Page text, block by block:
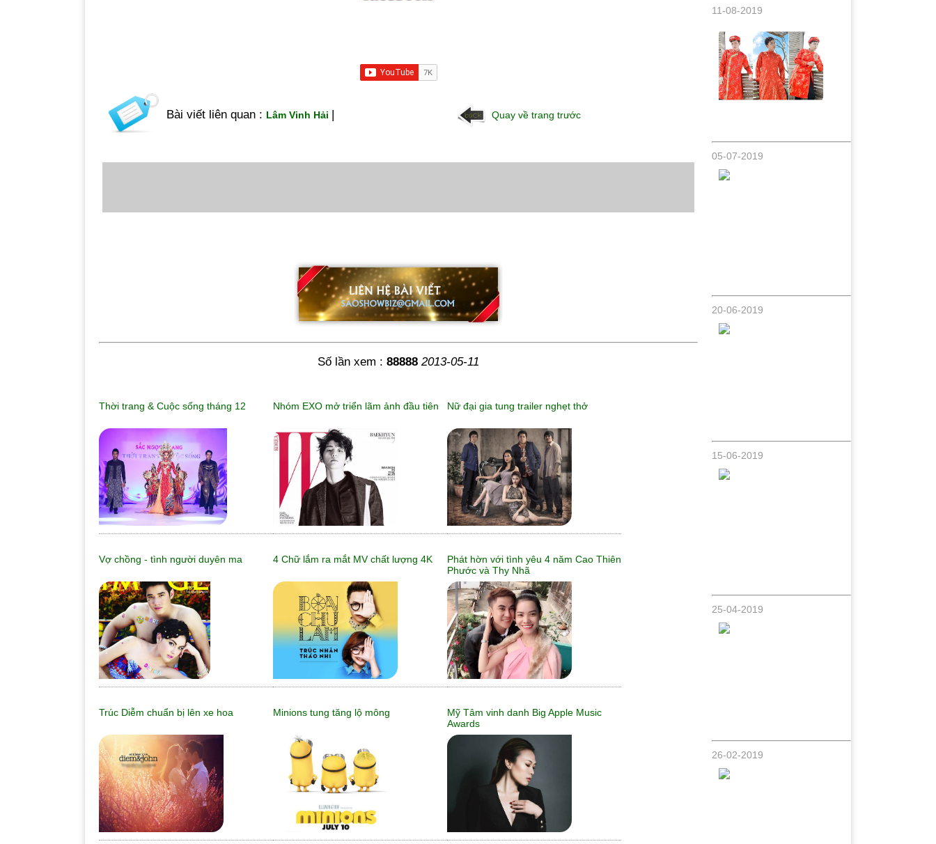
Bài viết liên quan : Lâm Vinh Hải | Quay về trang trước
Số lần xem : 88888 2013-05-11
Thời trang & Cuộc sống tháng 12 Nhóm EXO mở triển lãm ảnh đầu tiên Nữ đại gia tung trailer nghẹt thở
Vợ chồng - tình người duyên ma 4 Chữ lắm ra mắt MV chất lượng 4K
Phát hờn với tình yêu 4 năm Cao Thiên
Phước và Thy Nhã
Trúc Diễm chuẩn bị lên xe hoa Minions tung tăng lộ mông
Mỹ Tâm vinh danh Big Apple Music
Awards
11-08-2019
05-07-2019
20-06-2019
15-06-2019
25-04-2019
26-02-2019